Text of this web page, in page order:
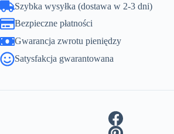
Szybka wysyłka (dostawa w 2-3 dni)
Bezpieczne płatności
Gwarancja zwrotu pieniędzy
Satysfakcja gwarantowana